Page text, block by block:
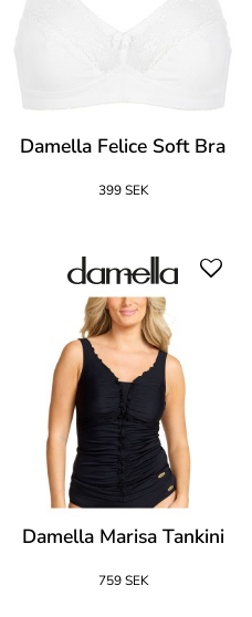
Damella Felice Soft Bra
399 SEK
Damella Marisa Tankini
759 SEK